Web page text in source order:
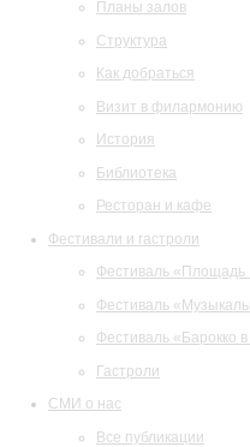
Планы залов
Структура
Как добраться
Визит в филармонию
История
Библиотека
Ресторан и кафе
Фестивали и гастроли
Фестиваль «Площадь
Фестиваль
Фестиваль «Барокко
Гастроли
СМИ о нас
Все публикации